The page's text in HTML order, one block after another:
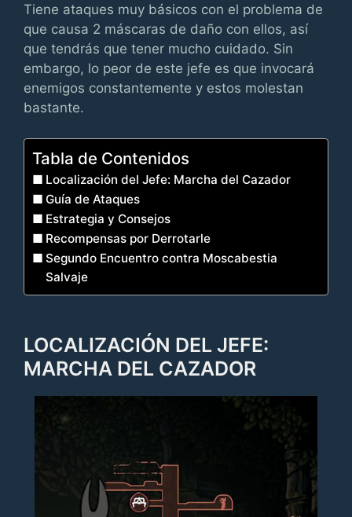
Tiene ataques muy básicos con el problema de
que causa 2 máscaras de daño con ellos, así
que tendrás que tener mucho cuidado. Sin
embargo, lo peor de este jefe es que invocará
enemigos constantemente y estos molestan
bastante.
Tabla de Contenidos
Localización del Jefe: Marcha del Cazador
Guía de Ataques
Estrategia y Consejos
Recompensas por Derrotarle
Segundo Encuentro contra Moscabestia
Salvaje
LOCALIZACIÓN DEL JEFE:
MARCHA DEL CAZADOR